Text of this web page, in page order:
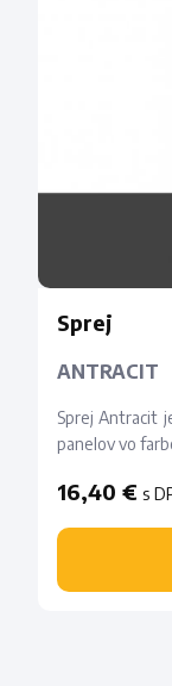
Sprej
ANTRACIT
Sprej Antracit
panelov vo
16,40 € s